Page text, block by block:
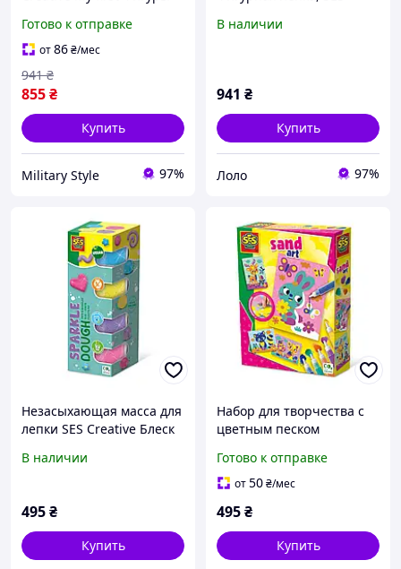
Готово к отправке
от86₴/мес
855₴
941 ₴
Купить
Military Style 97%
В наличии
941 ₴
Купить
Лоло 97%
Незасыхающая масса для
лепки SES Creative Блеск
В наличии
495₴
Купить
Набор для творчества с
цветным песком
Готово к отправке
от50₴/мес
495₴
Купить